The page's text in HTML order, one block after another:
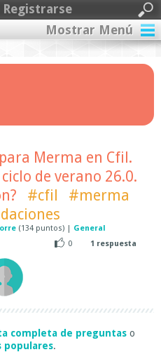
Mostrar Menú
Merma en Cfil.
de verano 26.0.
#cfil
#merma
(134 puntos) | General
0
1 respuesta
completa de preguntas o
populares.